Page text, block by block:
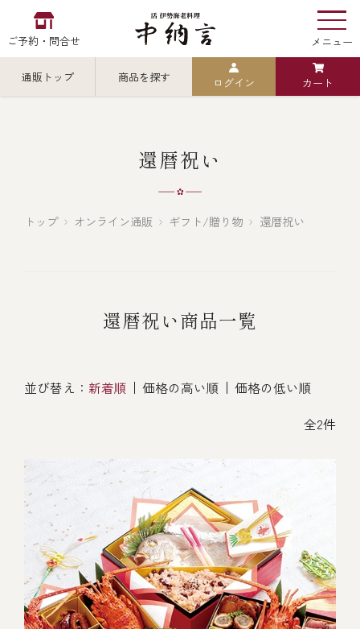
ご予約・問合せ メニュー
ご結婚式 1.5次会・
オンライン通販
(ごちそう重/誕生日重/還暦重/お食い初め重)
(生おせち/おせち冷凍)
鉄板焼 ひかり
製薬会社・MR
企業情報
サイトマップ
採用情報
ご意見・お問合せ
通販トップ 商品を探す
焼物
ボイル伊勢海老
お食い初め重
生おせち
おせち冷凍
海鮮ＢＢＱ
調味料
スープ・スープカレー
お味噌汁
ログイン カート
還暦祝い
トップ オンライン通販 ギフト/贈り物 還暦祝い
還暦祝い商品一覧
並び替え： 新着順 価格の高い順 価格の低い順
全2件